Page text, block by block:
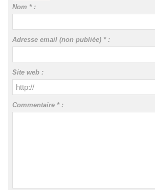
Nom * :
Adresse email (non publiée) * :
Site web :
Commentaire * :